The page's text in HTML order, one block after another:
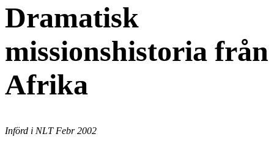
Dramatisk
missionshistoria från
Afrika
Införd i NLT Febr 2002